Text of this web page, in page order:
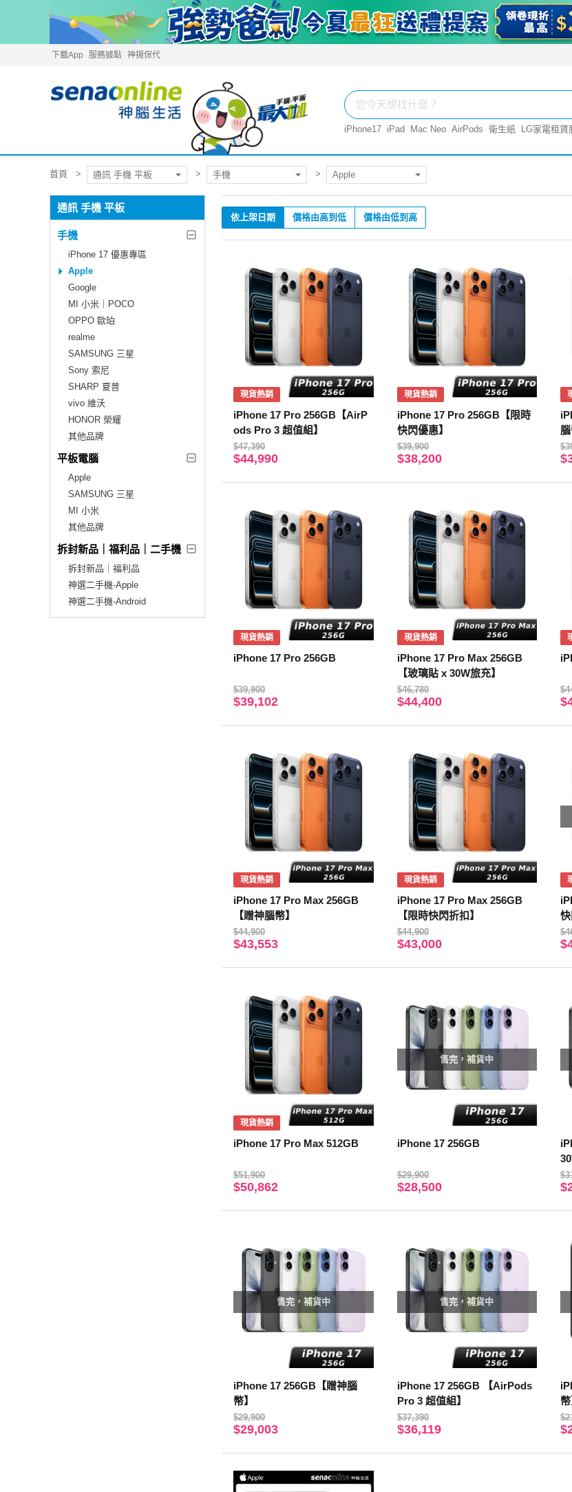
下載App 服務據點 神揚保代
iPhone17 iPad Mac Neo AirPods 衛生紙 LG家電租賃
首頁 通訊 手機 平板 手機 Apple
通訊 手機 平板
手機
iPhone 17 優惠專區
Apple
Google
MI 小米｜POCO
OPPO 歐珀
realme
SAMSUNG 三星
Sony 索尼
SHARP 夏普
vivo 維沃
HONOR 榮耀
其他品牌
平板電腦
Apple
SAMSUNG 三星
MI 小米
其他品牌
拆封新品｜福利品｜二手機
拆封新品｜福利品
神選二手機-Apple
神選二手機-Android
依上架日期 價格由高到低 價格由低到高
現貨熱銷
iPhone 17 Pro 256GB【AirP
ods Pro 3 超值組】
$47,390
$44,990
現貨熱銷
iPhone 17 Pro 256GB【限時
快閃優惠】
$39,900
$38,200
腦
現貨熱銷
iPhone 17 Pro 256GB
$39,900
$39,102
現貨熱銷
iPhone 17 Pro Max 256GB
【玻璃貼 x 30W旅充】
$46,780
$44,400
現貨熱銷
iPhone 17 Pro Max 256GB
【贈神腦幣】
$44,900
$43,553
現貨熱銷
iPhone 17 Pro Max 256GB
【限時快閃折扣】
$44,900
$43,000
快
現貨熱銷
iPhone 17 Pro Max 512GB
$51,900
$50,862
售完，補貨中
iPhone 17 256GB
$29,900
$28,500
售完，補貨中
iPhone 17 256GB【贈神腦
幣】
$29,900
$29,003
售完，補貨中
iPhone 17 256GB 【AirPods
Pro 3 超值組】
$37,390
$36,119
幣